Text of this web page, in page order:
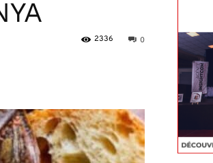
0
2336